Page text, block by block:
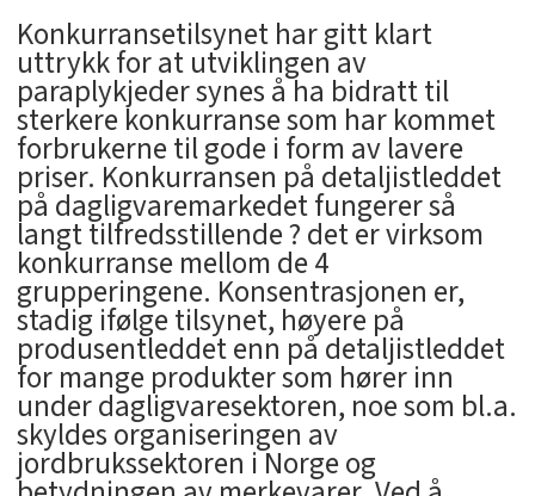
Konkurransetilsynet har gitt klart
uttrykk for at utviklingen av
paraplykjeder synes å ha bidratt til
sterkere konkurranse som har kommet
forbrukerne til gode i form av lavere
priser. Konkurransen på detaljistleddet
på dagligvaremarkedet fungerer så
langt tilfredsstillende ? det er virksom
konkurranse mellom de 4
grupperingene. Konsentrasjonen er,
stadig ifølge tilsynet, høyere på
produsentleddet enn på detaljistleddet
for mange produkter som hører inn
under dagligvaresektoren, noe som bl.a.
skyldes organiseringen av
jordbrukssektoren i Norge og